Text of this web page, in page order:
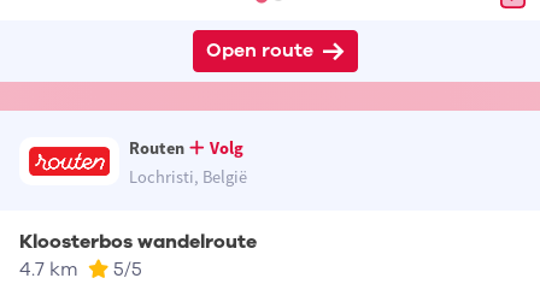
Open route
Routen
Volg
Lochristi, België
Kloosterbos wandelroute
4.7 km 5/5